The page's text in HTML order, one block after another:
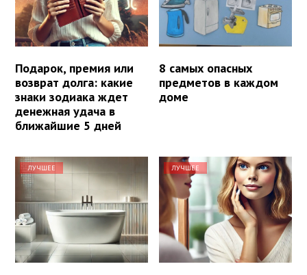
Подарок, премия или
возврат долга: какие
знаки зодиака ждет
денежная удача в
ближайшие 5 дней
8 самых опасных
предметов в каждом
доме
ЛУЧШЕЕ ЛУЧШЕЕ